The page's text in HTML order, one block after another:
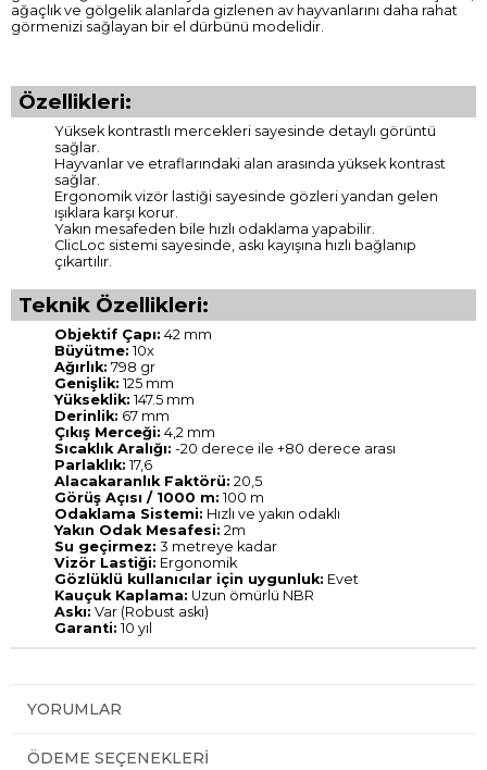
ağaçlık ve gölgelik alanlarda gizlenen av hayvanlarını daha rahat
görmenizi sağlayan bir el dürbünü modelidir.
Özellikleri:
Yüksek kontrastlı mercekleri sayesinde detaylı görüntü
sağlar.
Hayvanlar ve etraflarındaki alan arasında yüksek kontrast
sağlar.
Ergonomik vizör lastiği sayesinde gözleri yandan gelen
ışıklara karşı korur.
Yakın mesafeden bile hızlı odaklama yapabilir.
ClicLoc sistemi sayesinde, askı kayışına hızlı bağlanıp
çıkartılır.
Teknik Özellikleri:
Objektif Çapı: 42 mm
Büyütme: 10x
Ağırlık: 798 gr
Genişlik: 125 mm
Yükseklik: 147.5 mm
Derinlik: 67 mm
Çıkış Merceği: 4,2 mm
Sıcaklık Aralığı: -20 derece ile +80 derece arası
Parlaklık: 17,6
Alacakaranlık Faktörü: 20,5
Görüş Açısı / 1000 m: 100 m
Odaklama Sistemi: Hızlı ve yakın odaklı
Yakın Odak Mesafesi: 2m
Su geçirmez: 3 metreye kadar
Vizör Lastiği: Ergonomik
Gözlüklü kullanıcılar için uygunluk: Evet
Kauçuk Kaplama: Uzun ömürlü NBR
Askı: Var (Robust askı)
Garanti: 10 yıl
YORUMLAR
ÖDEME SEÇENEKLERI